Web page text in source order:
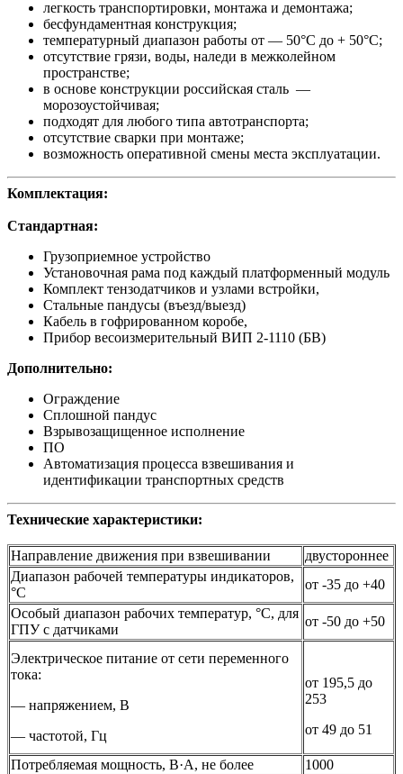
легкость транспортировки, монтажа и демонтажа;
бесфундаментная конструкция;
температурный диапазон работы от — 50°С до + 50°С;
отсутствие грязи, воды, наледи в межколейном
пространстве;
в основе конструкции российская сталь —
морозоустойчивая;
подходят для любого типа автотранспорта;
отсутствие сварки при монтаже;
возможность оперативной смены места эксплуатации.
Комплектация:
Стандартная:
Грузоприемное устройство
Установочная рама под каждый платформенный модуль
Комплект тензодатчиков и узлами встройки,
Стальные пандусы (въезд/выезд)
Кабель в гофрированном коробе,
Прибор весоизмерительный ВИП 2-1110 (БВ)
Дополнительно:
Ограждение
Сплошной пандус
Взрывозащищенное исполнение
ПО
Автоматизация процесса взвешивания и
идентификации транспортных средств
Технические характеристики:
Направление движения при взвешивании
двустороннее
Диапазон рабочей температуры индикаторов,
°С
от -35 до +40
Особый диапазон рабочих температур, °С, для
ГПУ с датчиками
от -50 до +50
Электрическое питание от сети переменного
тока:
— напряжением, В
— частотой, Гц
от 195,5 до
253
от 49 до 51
Потребляемая мощность, В·A, не более
1000